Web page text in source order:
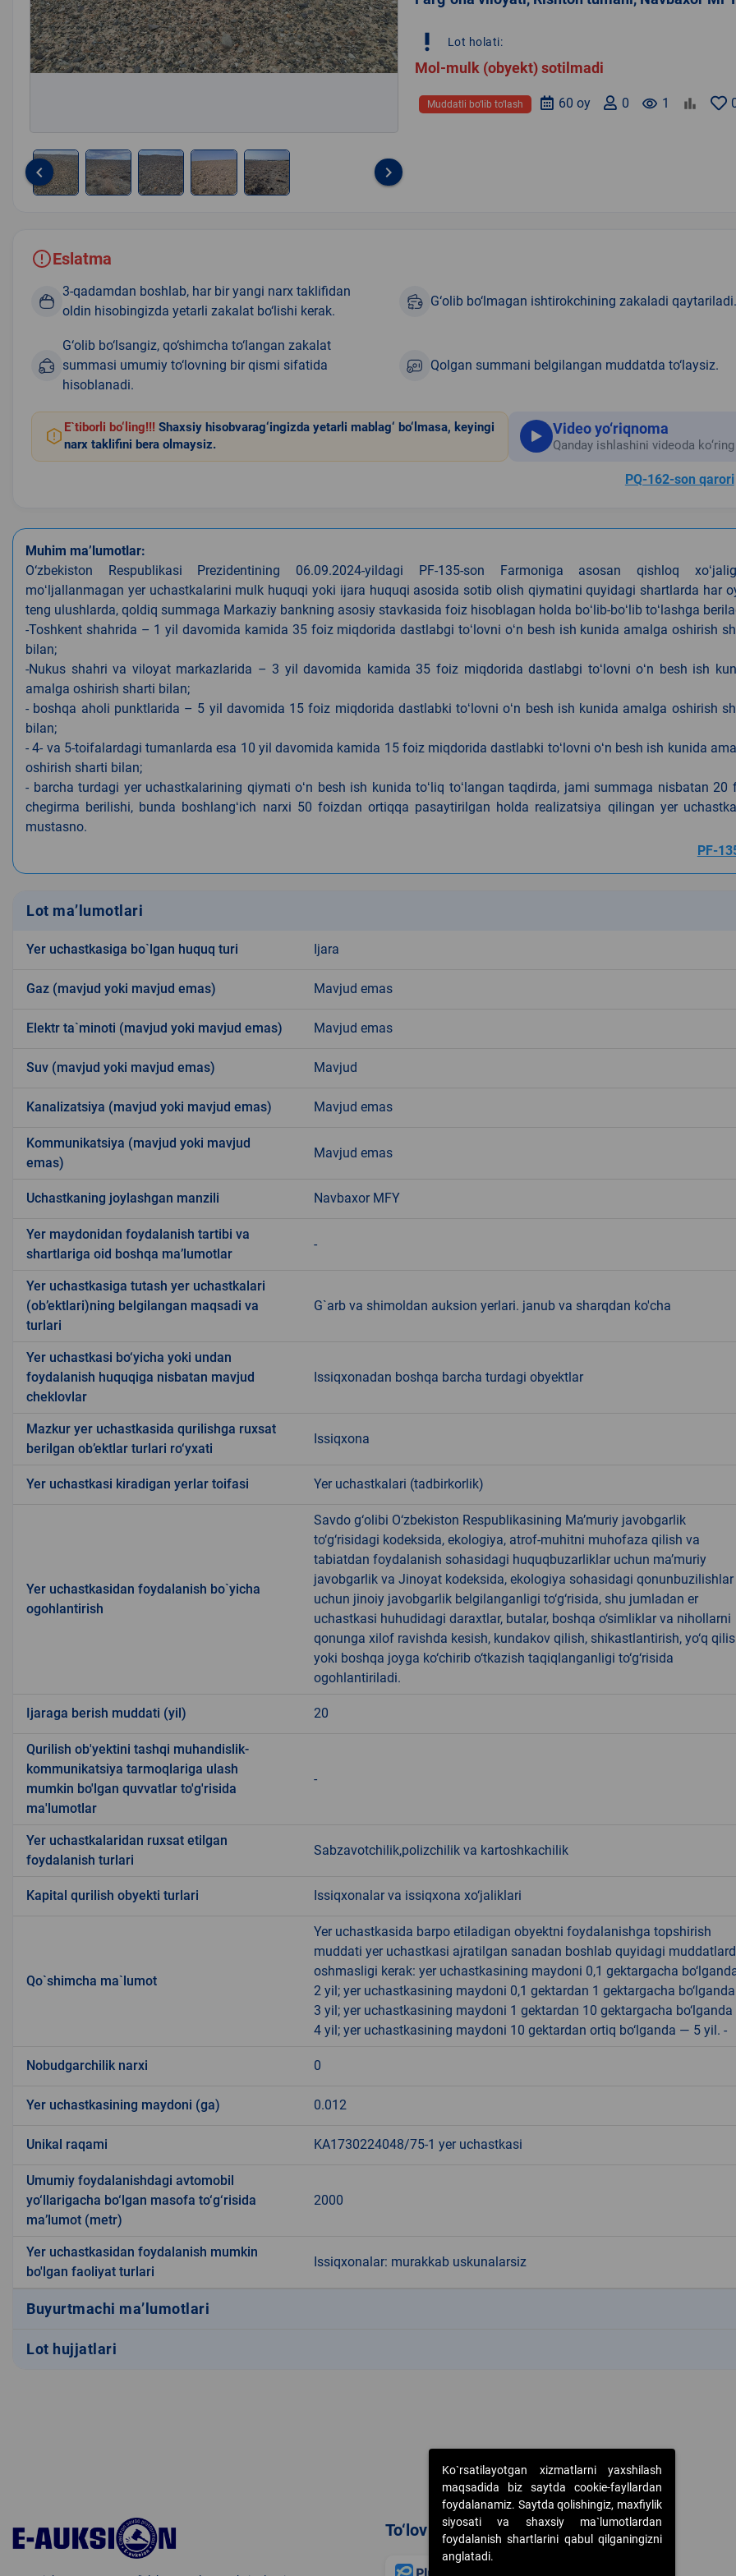
5
keyboard_arrow_left keyboard_arrow_right
priority_high Lot holati:
Mol-mulk (obyekt) sotilmadi
remove_red_eye 1
0
60 oy
Muddatli bo‘lib to‘lash
Eslatma
3-qadamdan boshlab, har bir yangi narx taklifidan
oldin hisobingizda yetarli zakalat bo‘lishi kerak.
G‘olib bo‘lmagan ishtirokchining zakaladi qaytariladi.
G‘olib bo‘lsangiz, qo‘shimcha to‘langan zakalat
summasi umumiy to‘lovning bir qismi sifatida
hisoblanadi.
Qolgan summani belgilangan muddatda to‘laysiz.
E`tiborli bo‘ling!!! Shaxsiy hisobvarag‘ingizda yetarli mablag‘ bo‘lmasa, keyingi
narx taklifini bera olmaysiz.
Video yo‘riqnoma
Qanday ishlashini videoda ko‘ring
PQ-162-son qarori
Muhim ma’lumotlar:
O‘zbekiston Respublikasi Prezidentining 06.09.2024-yildagi PF-135-son Farmoniga asosan qishloq
moʻljallanmagan yer uchastkalarini mulk huquqi yoki ijara huquqi asosida sotib olish qiymatini quyidagi shartlarda har
teng ulushlarda, qoldiq summaga Markaziy bankning asosiy stavkasida foiz hisoblagan holda boʻlib-boʻlib toʻlashga
-Toshkent shahrida – 1 yil davomida kamida 35 foiz miqdorida dastlabgi toʻlovni oʻn besh ish kunida amalga oshirish
bilan;
-Nukus shahri va viloyat markazlarida – 3 yil davomida kamida 35 foiz miqdorida dastlabgi toʻlovni oʻn besh ish
amalga oshirish sharti bilan;
- boshqa aholi punktlarida – 5 yil davomida 15 foiz miqdorida dastlabki toʻlovni oʻn besh ish kunida amalga oshirish
bilan;
- 4- va 5-toifalardagi tumanlarda esa 10 yil davomida kamida 15 foiz miqdorida dastlabki toʻlovni oʻn besh ish kunida
oshirish sharti bilan;
- barcha turdagi yer uchastkalarining qiymati oʻn besh ish kunida toʻliq toʻlangan taqdirda, jami summaga nisbatan 20
chegirma berilishi, bunda boshlangʻich narxi 50 foizdan ortiqqa pasaytirilgan holda realizatsiya qilingan yer
mustasno.
PF-
Lot ma’lumotlari
Yer uchastkasiga bo`lgan huquq turi Ijara
Gaz (mavjud yoki mavjud emas) Mavjud emas
Elektr ta`minoti (mavjud yoki mavjud emas) Mavjud emas
Suv (mavjud yoki mavjud emas) Mavjud
Kanalizatsiya (mavjud yoki mavjud emas) Mavjud emas
Kommunikatsiya (mavjud yoki mavjud
emas)
Mavjud emas
Uchastkaning joylashgan manzili Navbaxor MFY
Yer maydonidan foydalanish tartibi va
shartlariga oid boshqa ma’lumotlar
-
Yer uchastkasiga tutash yer uchastkalari
(ob’ektlari)ning belgilangan maqsadi va
turlari
G`arb va shimoldan auksion yerlari. janub va sharqdan ko'cha
Yer uchastkasi bo‘yicha yoki undan
foydalanish huquqiga nisbatan mavjud
cheklovlar
Issiqxonadan boshqa barcha turdagi obyektlar
Mazkur yer uchastkasida qurilishga ruxsat
berilgan ob’ektlar turlari ro‘yxati
Issiqxona
Yer uchastkasi kiradigan yerlar toifasi Yer uchastkalari (tadbirkorlik)
Yer uchastkasidan foydalanish bo`yicha
ogohlantirish
Savdo g‘olibi O‘zbekiston Respublikasining Ma’muriy javobgarlik
to‘g‘risidagi kodeksida, ekologiya, atrof-muhitni muhofaza qilish va
tabiatdan foydalanish sohasidagi huquqbuzarliklar uchun ma’muriy
javobgarlik va Jinoyat kodeksida, ekologiya sohasidagi qonunbuzilishlar
uchun jinoiy javobgarlik belgilanganligi to‘g‘risida, shu jumladan er
uchastkasi huhudidagi daraxtlar, butalar, boshqa o‘simliklar va nihollarni
qonunga xilof ravishda kesish, kundakov qilish, shikastlantirish, yo‘q
yoki boshqa joyga ko‘chirib o‘tkazish taqiqlanganligi to‘g‘risida
ogohlantiriladi.
Ijaraga berish muddati (yil) 20
Qurilish ob'yektini tashqi muhandislik-
kommunikatsiya tarmoqlariga ulash
mumkin bo'lgan quvvatlar to'g'risida
ma'lumotlar
-
Yer uchastkalaridan ruxsat etilgan
foydalanish turlari
Sabzavotchilik,polizchilik va kartoshkachilik
Kapital qurilish obyekti turlari Issiqxonalar va issiqxona xo‘jaliklari
Qo`shimcha ma`lumot
Yer uchastkasida barpo etiladigan obyektni foydalanishga topshirish
muddati yer uchastkasi ajratilgan sanadan boshlab quyidagi
oshmasligi kerak: yer uchastkasining maydoni 0,1 gektargacha
2 yil; yer uchastkasining maydoni 0,1 gektardan 1 gektargacha
3 yil; yer uchastkasining maydoni 1 gektardan 10 gektargacha
4 yil; yer uchastkasining maydoni 10 gektardan ortiq bo‘lganda — 5 yil. -
Nobudgarchilik narxi 0
Yer uchastkasining maydoni (ga) 0.012
Unikal raqami KA1730224048/75-1 yer uchastkasi
Umumiy foydalanishdagi avtomobil
yo‘llarigacha bo‘lgan masofa to‘g‘risida
ma’lumot (metr)
2000
Yer uchastkasidan foydalanish mumkin
bo'lgan faoliyat turlari
Issiqxonalar: murakkab uskunalarsiz
Buyurtmachi ma’lumotlari
Lot hujjatlari
To‘lov usullari
Ko`rsatilayotgan xizmatlarni yaxshilash
maqsadida biz saytda cookie-fayllardan
foydalanamiz. Saytda qolishingiz, maxfiylik
siyosati va shaxsiy ma`lumotlardan
foydalanish shartlarini qabul qilganingizni
anglatadi.